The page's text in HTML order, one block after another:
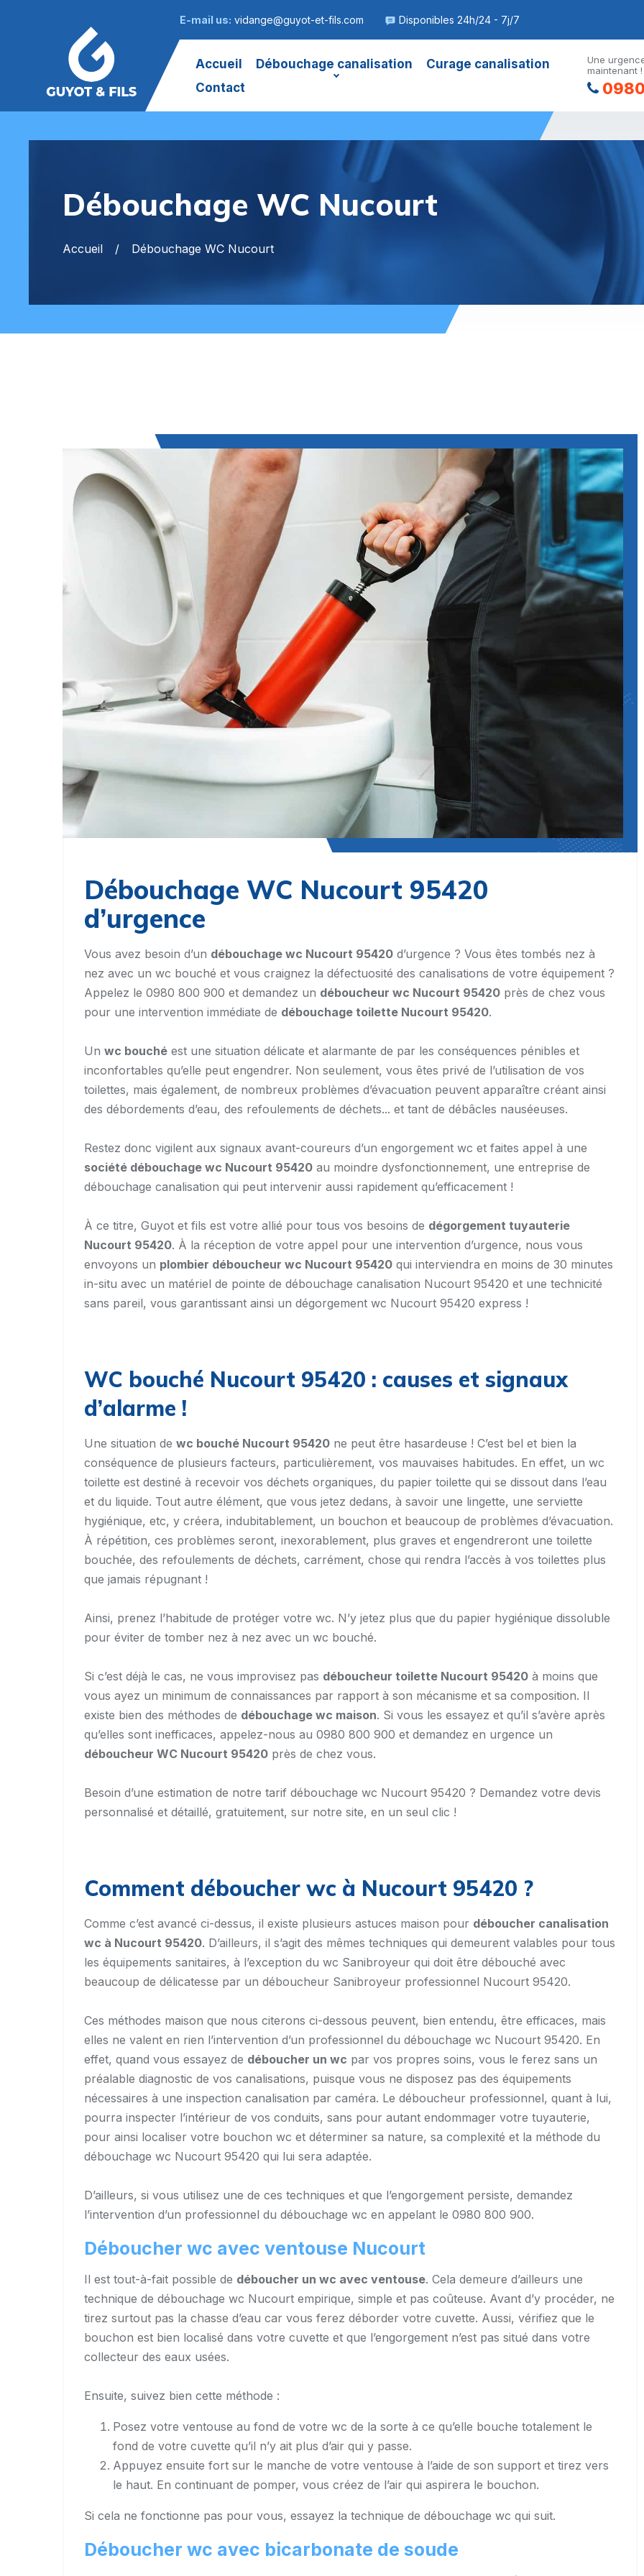
E-mail us: vidange@guyot-et-fils.com Disponibles 24h/24 - 7j/7
Accueil Débouchage canalisation
Curage canalisation
Contact
Une
maintenant !
Débouchage WC Nucourt
Accueil Débouchage WC Nucourt
Débouchage WC Nucourt 95420
d’urgence
Vous avez besoin d’un débouchage wc Nucourt 95420 d’urgence ? Vous êtes tombés nez à
nez avec un wc bouché et vous craignez la défectuosité des canalisations de votre équipement ?
Appelez le 0980 800 900 et demandez un déboucheur wc Nucourt 95420 près de chez vous
pour une intervention immédiate de débouchage toilette Nucourt 95420.
Un wc bouché est une situation délicate et alarmante de par les conséquences pénibles et
inconfortables qu’elle peut engendrer. Non seulement, vous êtes privé de l’utilisation de vos
toilettes, mais également, de nombreux problèmes d’évacuation peuvent apparaître créant ainsi
des débordements d’eau, des refoulements de déchets... et tant de débâcles nauséeuses.
Restez donc vigilent aux signaux avant-coureurs d’un engorgement wc et faites appel à une
société débouchage wc Nucourt 95420 au moindre dysfonctionnement, une entreprise de
débouchage canalisation qui peut intervenir aussi rapidement qu’efficacement !
À ce titre, Guyot et fils est votre allié pour tous vos besoins de dégorgement tuyauterie
Nucourt 95420. À la réception de votre appel pour une intervention d’urgence, nous vous
envoyons un plombier déboucheur wc Nucourt 95420 qui interviendra en moins de 30 minutes
in-situ avec un matériel de pointe de débouchage canalisation Nucourt 95420 et une technicité
sans pareil, vous garantissant ainsi un dégorgement wc Nucourt 95420 express !
WC bouché Nucourt 95420 : causes et signaux
d’alarme !
Une situation de wc bouché Nucourt 95420 ne peut être hasardeuse ! C’est bel et bien la
conséquence de plusieurs facteurs, particulièrement, vos mauvaises habitudes. En effet, un wc
toilette est destiné à recevoir vos déchets organiques, du papier toilette qui se dissout dans l’eau
et du liquide. Tout autre élément, que vous jetez dedans, à savoir une lingette, une serviette
hygiénique, etc, y créera, indubitablement, un bouchon et beaucoup de problèmes d’évacuation.
À répétition, ces problèmes seront, inexorablement, plus graves et engendreront une toilette
bouchée, des refoulements de déchets, carrément, chose qui rendra l’accès à vos toilettes plus
que jamais répugnant !
Ainsi, prenez l’habitude de protéger votre wc. N’y jetez plus que du papier hygiénique dissoluble
pour éviter de tomber nez à nez avec un wc bouché.
Si c’est déjà le cas, ne vous improvisez pas déboucheur toilette Nucourt 95420 à moins que
vous ayez un minimum de connaissances par rapport à son mécanisme et sa composition. Il
existe bien des méthodes de débouchage wc maison. Si vous les essayez et qu’il s’avère après
qu’elles sont inefficaces, appelez-nous au 0980 800 900 et demandez en urgence un
déboucheur WC Nucourt 95420 près de chez vous.
Besoin d’une estimation de notre tarif débouchage wc Nucourt 95420 ? Demandez votre devis
personnalisé et détaillé, gratuitement, sur notre site, en un seul clic !
Comment déboucher wc à Nucourt 95420 ?
Comme c’est avancé ci-dessus, il existe plusieurs astuces maison pour déboucher canalisation
wc à Nucourt 95420. D’ailleurs, il s’agit des mêmes techniques qui demeurent valables pour tous
les équipements sanitaires, à l’exception du wc Sanibroyeur qui doit être débouché avec
beaucoup de délicatesse par un déboucheur Sanibroyeur professionnel Nucourt 95420.
Ces méthodes maison que nous citerons ci-dessous peuvent, bien entendu, être efficaces, mais
elles ne valent en rien l’intervention d’un professionnel du débouchage wc Nucourt 95420. En
effet, quand vous essayez de déboucher un wc par vos propres soins, vous le ferez sans un
préalable diagnostic de vos canalisations, puisque vous ne disposez pas des équipements
nécessaires à une inspection canalisation par caméra. Le déboucheur professionnel, quant à lui,
pourra inspecter l’intérieur de vos conduits, sans pour autant endommager votre tuyauterie,
pour ainsi localiser votre bouchon wc et déterminer sa nature, sa complexité et la méthode du
débouchage wc Nucourt 95420 qui lui sera adaptée.
D’ailleurs, si vous utilisez une de ces techniques et que l’engorgement persiste, demandez
l’intervention d’un professionnel du débouchage wc en appelant le 0980 800 900.
Déboucher wc avec ventouse Nucourt
Il est tout-à-fait possible de déboucher un wc avec ventouse. Cela demeure d’ailleurs une
technique de débouchage wc Nucourt empirique, simple et pas coûteuse. Avant d’y procéder, ne
tirez surtout pas la chasse d’eau car vous ferez déborder votre cuvette. Aussi, vérifiez que le
bouchon est bien localisé dans votre cuvette et que l’engorgement n’est pas situé dans votre
collecteur des eaux usées.
Ensuite, suivez bien cette méthode :
Posez votre ventouse au fond de votre wc de la sorte à ce qu’elle bouche totalement le
fond de votre cuvette qu’il n’y ait plus d’air qui y passe.
Appuyez ensuite fort sur le manche de votre ventouse à l’aide de son support et tirez vers
le haut. En continuant de pomper, vous créez de l’air qui aspirera le bouchon.
Si cela ne fonctionne pas pour vous, essayez la technique de débouchage wc qui suit.
Déboucher wc avec bicarbonate de soude